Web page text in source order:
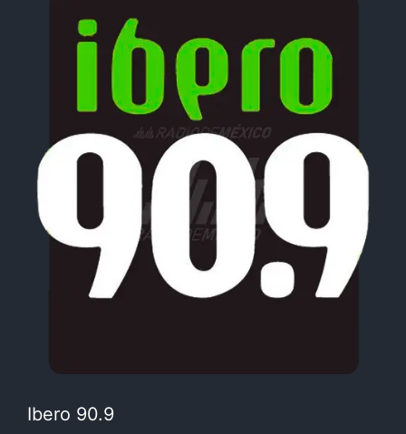
Ibero 90.9